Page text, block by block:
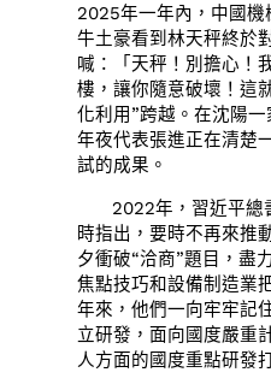
2025年一年內，中國機
牛土豪看到林天秤終於
喊：「天秤！別擔心！
樓，讓你隨意破壞！這
化利用”跨越。在沈陽
年夜代表張進正在清楚
試的成果。
2022年，習近平總
時指出，要時不再來推
夕衝破“洽商”題目，盡
焦點技巧和設備制造業
年來，他們一向牢牢記
立研發，面向國度嚴重
人方面的國度重點研發